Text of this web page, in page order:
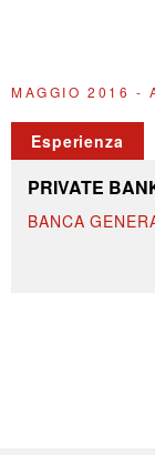
MAGGIO 2016 -
Esperienza
PRIVATE
BANCA